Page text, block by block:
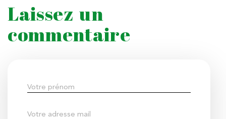
Laissez un
commentaire